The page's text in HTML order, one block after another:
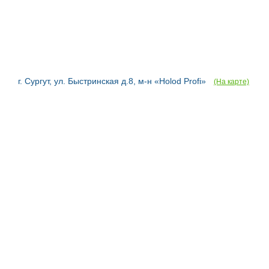
г. Сургут, ул. Быстринская д.8, м-н «Holod Profi»(На карте)